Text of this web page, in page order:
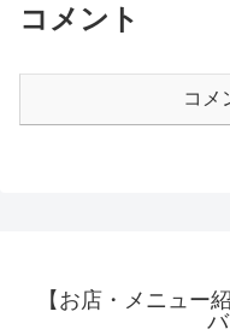
コメント
コメ
【お店・メニュー